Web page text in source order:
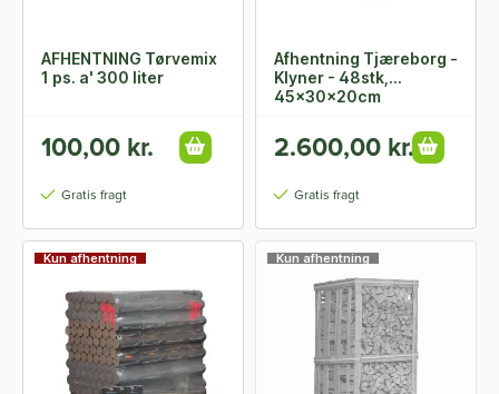
AFHENTNING Tørvemix
1 ps. a' 300 liter
100,00 kr.
Gratis fragt
Afhentning Tjæreborg -
Klyner - 48stk,
45x30x20cm
2.600,00 kr.
Gratis fragt
Kun afhentning Kun afhentning